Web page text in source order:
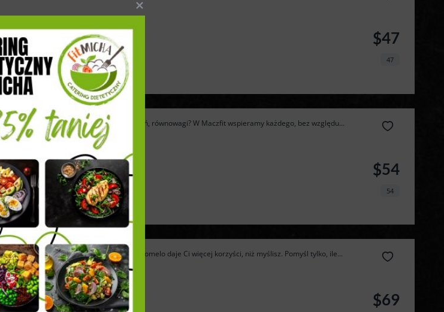
$47
47
Głodni wyboru, wyzwań, równowagi? W Maczfit wspieramy każdego, bez względu...
$54
54
Catering dietetyczny Pomelo daje Ci więcej korzyści, niż myślisz. Pomyśl tylko, ile...
$69
dietę